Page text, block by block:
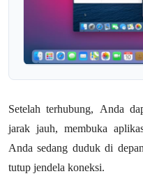
Setelah terhubung, Anda
jarak jauh, membuka
Anda sedang duduk di
tutup jendela koneksi.